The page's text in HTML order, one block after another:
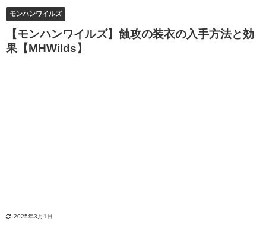
モンハンワイルズ
【モンハンワイルズ】蝕攻の装衣の入手方法と効
果【MHWilds】
2025年3月1日